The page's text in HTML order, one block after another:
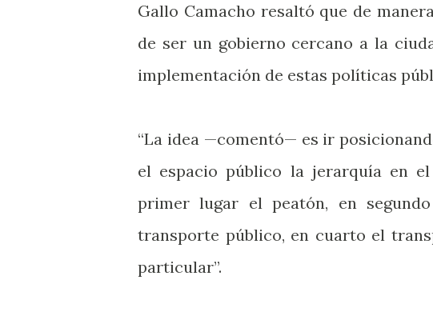
Gallo Camacho resaltó que de
de ser un gobierno cercano a la
implementación de estas políticas
“La idea —comentó— es ir
el espacio público la jerarquía en
primer lugar el peatón, en
transporte público, en cuarto el
particular”.